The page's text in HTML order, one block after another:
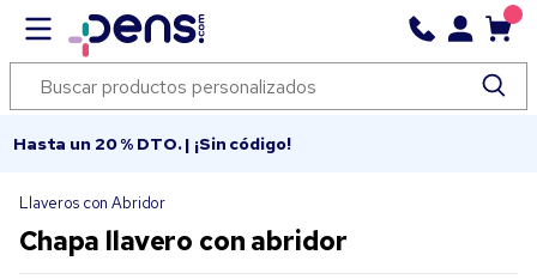
Hasta un 20 % DTO. | ¡Sin código!
Llaveros con Abridor
Chapa llavero con abridor